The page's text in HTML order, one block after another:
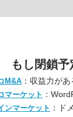
もし閉鎖
M&A ：収益力が
マーケット ：
ンマーケット ：ド